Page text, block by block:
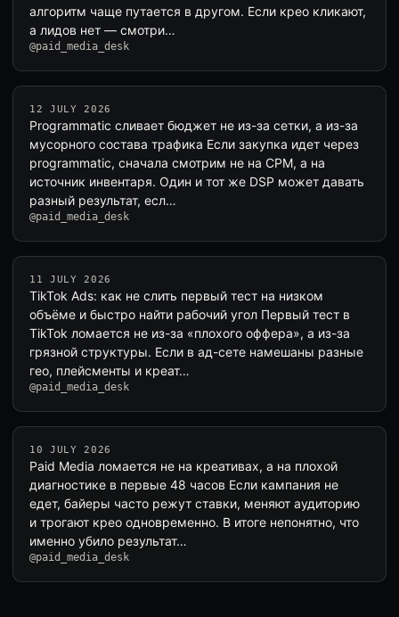
алгоритм чаще путается в другом. Если крео кликают,
а лидов нет — смотри…
@paid_media_desk
12 JULY 2026
Programmatic сливает бюджет не из-за сетки, а из-за
мусорного состава трафика Если закупка идет через
programmatic, сначала смотрим не на CPM, а на
источник инвентаря. Один и тот же DSP может давать
разный результат, есл…
@paid_media_desk
11 JULY 2026
TikTok Ads: как не слить первый тест на низком
объёме и быстро найти рабочий угол Первый тест в
TikTok ломается не из-за «плохого оффера», а из-за
грязной структуры. Если в ад-сете намешаны разные
гео, плейсменты и креат…
@paid_media_desk
10 JULY 2026
Paid Media ломается не на креативах, а на плохой
диагностике в первые 48 часов Если кампания не
едет, байеры часто режут ставки, меняют аудиторию
и трогают крео одновременно. В итоге непонятно, что
именно убило результат…
@paid_media_desk